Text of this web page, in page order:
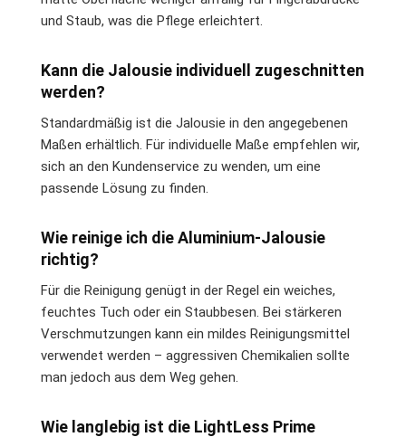
und Staub, was die Pflege erleichtert.
Kann die Jalousie individuell zugeschnitten
werden?
Standardmäßig ist die Jalousie in den angegebenen
Maßen erhältlich. Für individuelle Maße empfehlen wir,
sich an den Kundenservice zu wenden, um eine
passende Lösung zu finden.
Wie reinige ich die Aluminium-Jalousie
richtig?
Für die Reinigung genügt in der Regel ein weiches,
feuchtes Tuch oder ein Staubbesen. Bei stärkeren
Verschmutzungen kann ein mildes Reinigungsmittel
verwendet werden – aggressiven Chemikalien sollte
man jedoch aus dem Weg gehen.
Wie langlebig ist die LightLess Prime